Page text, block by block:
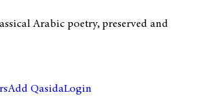
Arabic poetry, preserved and
Add QasidaLogin